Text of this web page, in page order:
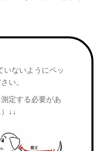
ないようにペッ
い。
定する必要があ
↓↓